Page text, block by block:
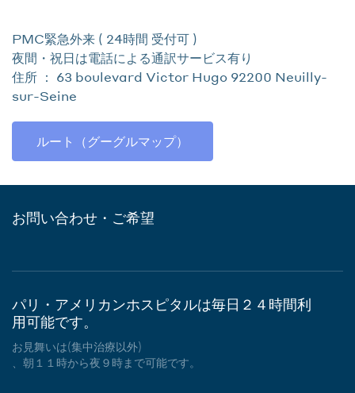
PMC緊急外来 ( 24時間 受付可 )
夜間・祝日は電話による通訳サービス有り
住所 ： 63 boulevard Victor Hugo 92200 Neuilly-
sur-Seine
ルート（グーグルマップ）
お問い合わせ・ご希望
パリ・アメリカンホスピタルは毎日２４時間利
用可能です。
お見舞いは(集中治療以外)
、朝１１時から夜９時まで可能です。